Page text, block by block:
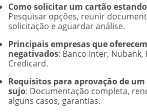
Como solicitar um cartão
Pesquisar opções, reunir
solicitação e aguardar análise.
Principais empresas que
negativados: Banco Inter, Nubank,
Credicard.
Requisitos para aprovação de
sujo: Documentação completa,
alguns casos, garantias.